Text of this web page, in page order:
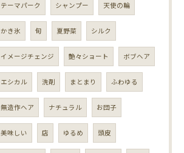
テーマパーク シャンプー 天使の輪
かき氷 旬 夏野菜 シルク
イメージチェンジ 艶々ショート ボブヘア
エシカル 洗剤 まとまり ふわゆる
無造作ヘア ナチュラル お団子
美味しい 店 ゆるめ 頭皮